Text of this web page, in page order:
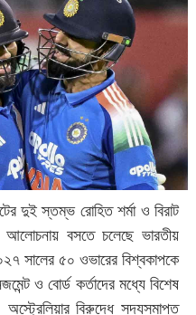
দুই স্তম্ভ রোহিত শর্মা ও বিরাট
আলোচনায় বসতে চলেছে ভারতীয়
সালের ৫০ ওভারের বিশ্বকাপকে
ও বোর্ড কর্তাদের মধ্যে বিশেষ
বিরুদ্ধে সদ্যসমাপ্ত